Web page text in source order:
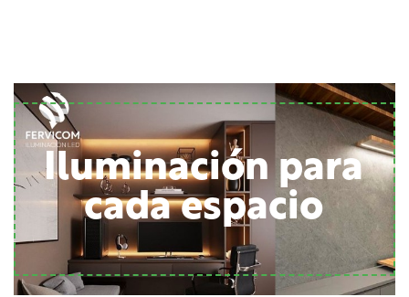
Iluminación para
cada espacio